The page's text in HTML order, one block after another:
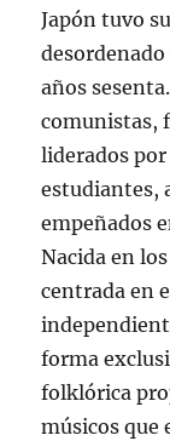
Japón tuvo
años
comunistas,
liderados
estudiantes,
empeñados
Nacida en
centrada en
forma
folklórica
músicos que